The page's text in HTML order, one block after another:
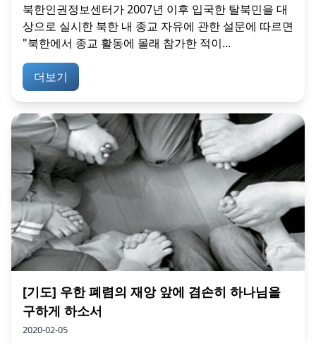
북한인권정보센터가 2007년 이후 입국한 탈북민을 대
상으로 실시한 북한 내 종교 자유에 관한 설문에 따르면
"북한에서 종교 활동에 몰래 참가한 적이...
더보기
[기도] 우한 폐렴의 재앙 앞에 겸손히 하나님을
구하게 하소서
2020-02-05